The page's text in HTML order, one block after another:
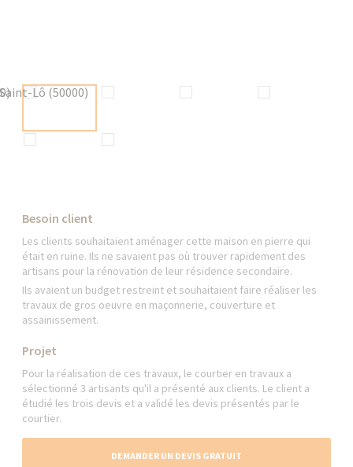
Besoin client
Les clients souhaitaient aménager cette maison en pierre qui
était en ruine. Ils ne savaient pas où trouver rapidement des
artisans pour la rénovation de leur résidence secondaire.
Ils avaient un budget restreint et souhaitaient faire réaliser les
travaux de gros oeuvre en maçonnerie, couverture et
assainissement.
Projet
Pour la réalisation de ces travaux, le courtier en travaux a
sélectionné 3 artisants qu'il a présenté aux clients. Le client a
étudié les trois devis et a validé les devis présentés par le
courtier.
DEMANDER UN DEVIS GRATUIT